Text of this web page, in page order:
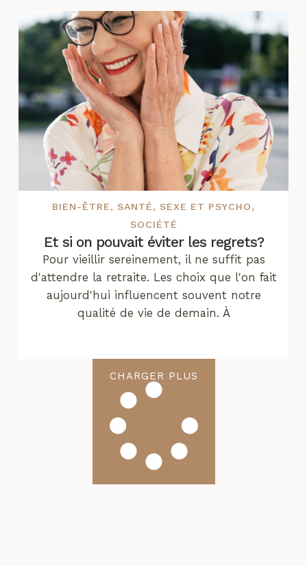
BIEN-ÊTRE, SANTÉ, SEXE ET PSYCHO,
SOCIÉTÉ
Et si on pouvait éviter les regrets?
Pour vieillir sereinement, il ne suffit pas
d'attendre la retraite. Les choix que l'on fait
aujourd'hui influencent souvent notre
qualité de vie de demain. À
CHARGER PLUS